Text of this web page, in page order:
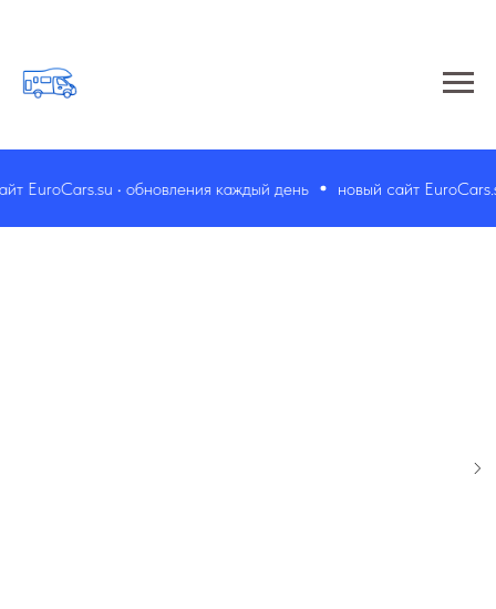
EuroCars.su • обновления каждый день новый сайт